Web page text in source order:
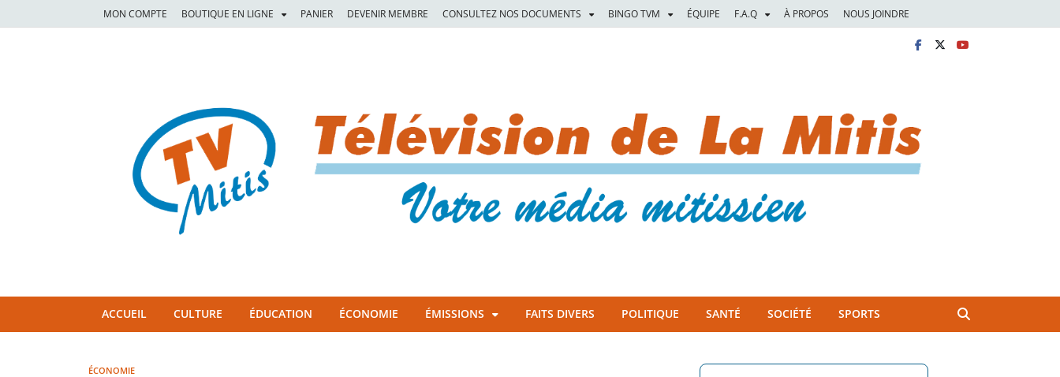
MON COMPTE BOUTIQUE EN LIGNE PANIER DEVENIR MEMBRE CONSULTEZ NOS DOCUMENTS BINGO TVM ÉQUIPE F.A.Q À PROPOS NOUS JOINDRE
TVM
ACCUEIL CULTURE ÉDUCATION ÉCONOMIE ÉMISSIONS FAITS DIVERS POLITIQUE SANTÉ SOCIÉTÉ SPORTS
ÉCONOMIE